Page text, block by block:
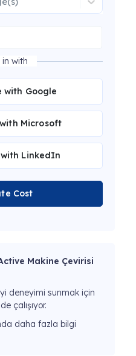
in with
with Google
Microsoft
LinkedIn
Cost
Makine Çevirisi
deneyimi sunmak için
çalışıyor.
daha fazla bilgi